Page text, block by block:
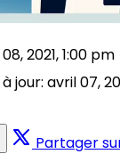
2021, 1:00 pm
jour: avril 07,
Partager